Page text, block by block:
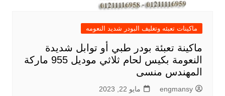
ماكينات تعبئه وتغليف البودر شديد النعومه
ماكينة تعبئة بودر طبي أو توابل شديدة
النعومة بكيس لحام ثلاثي موديل 955 ماركة
المهندس منسى
engmansy مايو 22, 2023